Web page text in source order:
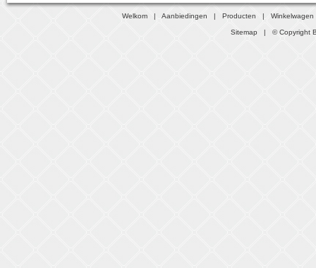
Welkom |Aanbiedingen |Producten |Winkelwagen
Sitemap | © Copyright